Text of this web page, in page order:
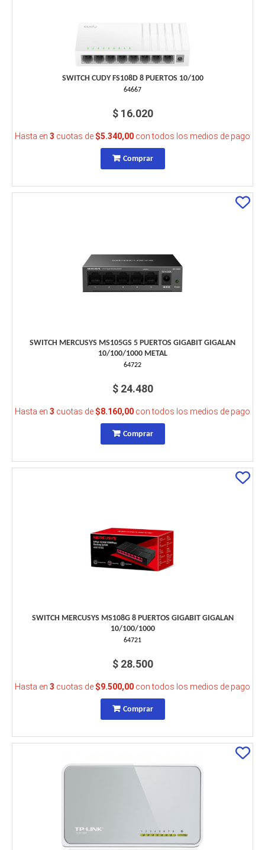
SWITCH CUDY FS108D 8 PUERTOS 10/100
64667
$ 16.020
Hasta en 3 cuotas de $5.340,00 con todos los medios de pago
Comprar
SWITCH MERCUSYS MS105GS 5 PUERTOS GIGABIT GIGALAN
10/100/1000 METAL
64722
$ 24.480
Hasta en 3 cuotas de $8.160,00 con todos los medios de pago
Comprar
SWITCH MERCUSYS MS108G 8 PUERTOS GIGABIT GIGALAN
10/100/1000
64721
$ 28.500
Hasta en 3 cuotas de $9.500,00 con todos los medios de pago
Comprar